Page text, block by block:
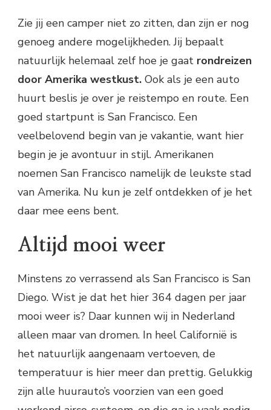
Zie jij een camper niet zo zitten, dan zijn er nog
genoeg andere mogelijkheden. Jij bepaalt
natuurlijk helemaal zelf hoe je gaat rondreizen
door Amerika westkust. Ook als je een auto
huurt beslis je over je reistempo en route. Een
goed startpunt is San Francisco. Een
veelbelovend begin van je vakantie, want hier
begin je je avontuur in stijl. Amerikanen
noemen San Francisco namelijk de leukste stad
van Amerika. Nu kun je zelf ontdekken of je het
daar mee eens bent.
Altijd mooi weer
Minstens zo verrassend als San Francisco is San
Diego. Wist je dat het hier 364 dagen per jaar
mooi weer is? Daar kunnen wij in Nederland
alleen maar van dromen. In heel Californië is
het natuurlijk aangenaam vertoeven, de
temperatuur is hier meer dan prettig. Gelukkig
zijn alle huurauto’s voorzien van een goed